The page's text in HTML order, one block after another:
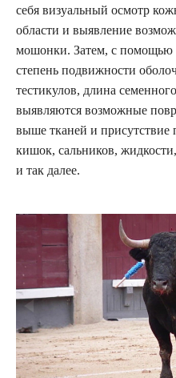
себя визуальный осмотр
области и выявление
мошонки. Затем, с помощью
степень подвижности
тестикулов, длина
выявляются возможные
выше тканей и присутствие
кишок, сальников,
и так далее.